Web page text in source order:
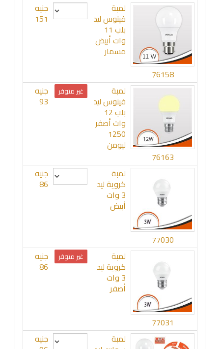
76158
لمبة
فينوس ليد
بلب 11
وات أبيض
مسمار
جنيه
151
76163
لمبة
فينوس ليد
بلب 12
وات أصفر
1250
ليومن
غير متوفر جنيه
93
77030
لمبة
كروية ليد
3 وات
أبيض
جنيه
86
77031
لمبة
كروية ليد
3 وات
أصفر
غير متوفر جنيه
86
لمبة جنيه